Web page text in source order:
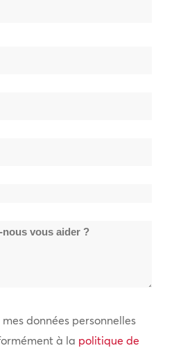
données personnelles
à la politique de